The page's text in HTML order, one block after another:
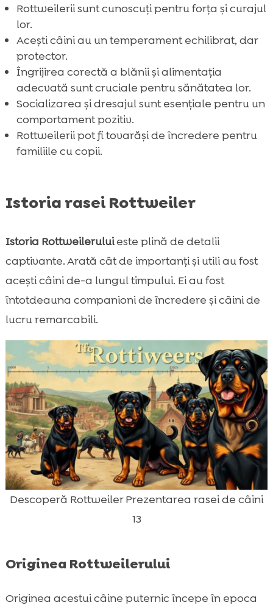
Dresarea unui Rottweiler
Rottweiler ca animal de companie
Rottweiler pentru familii cu copii
 CricksyDog: Alegerea perfectă pentru
hrana Rottweilerilor
 Alegerea unui Rottweiler: Ce trebuie să știți
Concluzie
FAQ
Rottweilerii sunt cunoscuți pentru forța și curajul
lor.
Acești câini au un temperament echilibrat, dar
protector.
Îngrijirea corectă a blănii și alimentația
adecvată sunt cruciale pentru sănătatea lor.
Socializarea și dresajul sunt esențiale pentru un
comportament pozitiv.
Rottweilerii pot fi tovarăși de încredere pentru
familiile cu copii.
Istoria rasei Rottweiler
Istoria Rottweileruluieste plină de detalii
captivante. Arată cât de importanți și utili au fost
acești câini de-a lungul timpului. Ei au fost
întotdeauna companioni de încredere și câini de
lucru remarcabili.
Descoperă Rottweiler Prezentarea rasei de câini
13
Originea Rottweilerului
Originea acestui câine puternic începe în epoca